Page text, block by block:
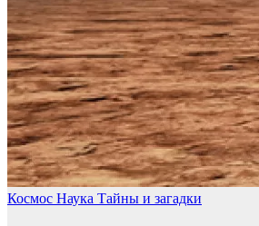
Космос Наука Тайны и загадки